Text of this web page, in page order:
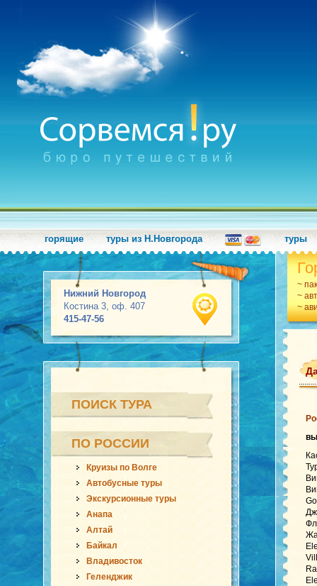
горящие туры из Н.Новгорода туры
Нижний Новгород
Костина 3, оф. 407
415-47-56
~
~
~
ПОИСК ТУРА
ПО РОССИИ
Круизы по Волге
Автобусные туры
Экскурсионные туры
Анапа
Алтай
Байкал
Владивосток
Геленджик